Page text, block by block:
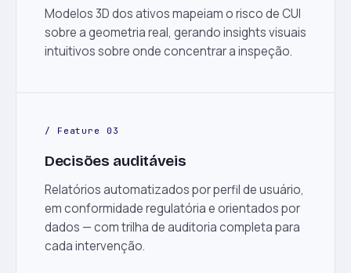
Modelos 3D dos ativos mapeiam o risco de CUI
sobre a geometria real, gerando insights visuais
intuitivos sobre onde concentrar a inspeção.
/ Feature 03
Decisões auditáveis
Relatórios automatizados por perfil de usuário,
em conformidade regulatória e orientados por
dados — com trilha de auditoria completa para
cada intervenção.